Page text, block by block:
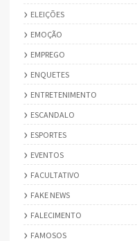
ELEIÇÕES
EMOÇÃO
EMPREGO
ENQUETES
ENTRETENIMENTO
ESCANDALO
ESPORTES
EVENTOS
FACULTATIVO
FAKE NEWS
FALECIMENTO
FAMOSOS